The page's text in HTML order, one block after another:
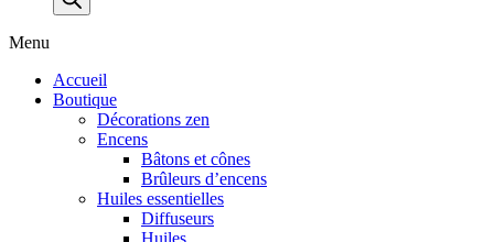
Menu
Accueil
Boutique
Décorations zen
Encens
Bâtons et cônes
Brûleurs d’encens
Huiles essentielles
Diffuseurs
Huiles